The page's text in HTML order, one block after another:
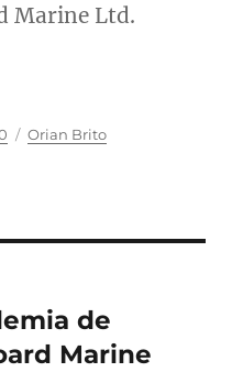
Marine Ltd.
Categorías
Orian Brito
de
Marine